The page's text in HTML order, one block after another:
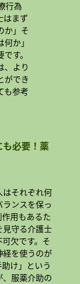
行為
はまず
か」そ
か」
す。
、より
ができ
も参考
必要！薬
はそれぞれ何
ンスを保っ
用もあるた
見守る介護士
欠です。そ
経を使うのが
け」という
、服薬介助の